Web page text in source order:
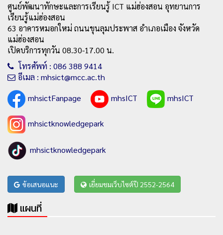
ศูนย์พัฒนาทักษะและการเรียนรู้ ICT แม่ฮ่องสอน อุทยานการ
เรียนรู้แม่ฮ่องสอน
63 อาคารหมอกใหม่ ถนนขุนลุมประพาส อำเภอเมือง จังหวัด
แม่ฮ่องสอน
เปิดบริการทุกวัน 08.30-17.00 น.
โทรศัพท์ : 086 388 9414
อีเมล : mhsict@mcc.ac.th
mhsictFanpage
mhsICT mhsICT
mhsictknowledgepark
mhsictknowledgepark
ข้อเสนอแนะ เยี่ยมชมเว็บไซต์ปี 2552-2564
แผนที่